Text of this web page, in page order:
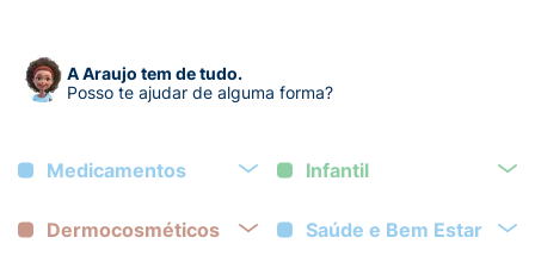
A Araujo tem de tudo.
Posso te ajudar de alguma forma?
Medicamentos Infantil
Dermocosméticos Saúde e Bem Estar